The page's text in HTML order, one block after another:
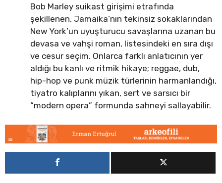
Bob Marley suikast girişimi etrafında
şekillenen, Jamaika’nın tekinsiz sokaklarından
New York’un uyuşturucu savaşlarına uzanan bu
devasa ve vahşi roman, listesindeki en sıra dışı
ve cesur seçim. Onlarca farklı anlatıcının yer
aldığı bu kanlı ve ritmik hikaye; reggae, dub,
hip-hop ve punk müzik türlerinin harmanlandığı,
tiyatro kalıplarını yıkan, sert ve sarsıcı bir
“modern opera” formunda sahneyi sallayabilir.